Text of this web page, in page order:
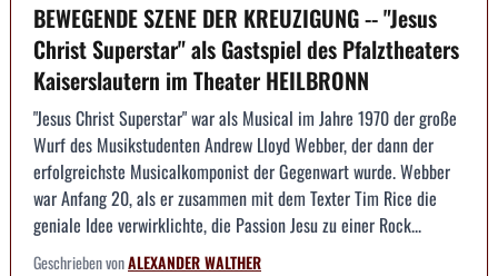
BEWEGENDE SZENE DER KREUZIGUNG -- "Jesus
Christ Superstar" als Gastspiel des Pfalztheaters
Kaiserslautern im Theater HEILBRONN
"Jesus Christ Superstar" war als Musical im Jahre 1970 der große
Wurf des Musikstudenten Andrew Lloyd Webber, der dann der
erfolgreichste Musicalkomponist der Gegenwart wurde. Webber
war Anfang 20, als er zusammen mit dem Texter Tim Rice die
geniale Idee verwirklichte, die Passion Jesu zu einer Rock...
Geschrieben vonALEXANDER WALTHER